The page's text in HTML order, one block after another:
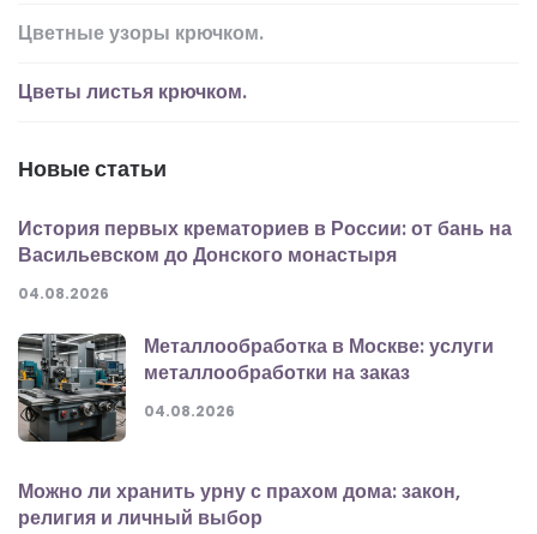
Цветные узоры крючком.
Цветы листья крючком.
Новые статьи
История первых крематориев в России: от бань на
Васильевском до Донского монастыря
04.08.2026
Металлообработка в Москве: услуги
металлообработки на заказ
04.08.2026
Можно ли хранить урну с прахом дома: закон,
религия и личный выбор